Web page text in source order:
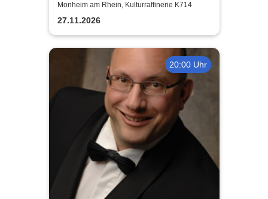
Monheim am Rhein, Kulturraffinerie K714
27.11.2026
20:00 Uhr